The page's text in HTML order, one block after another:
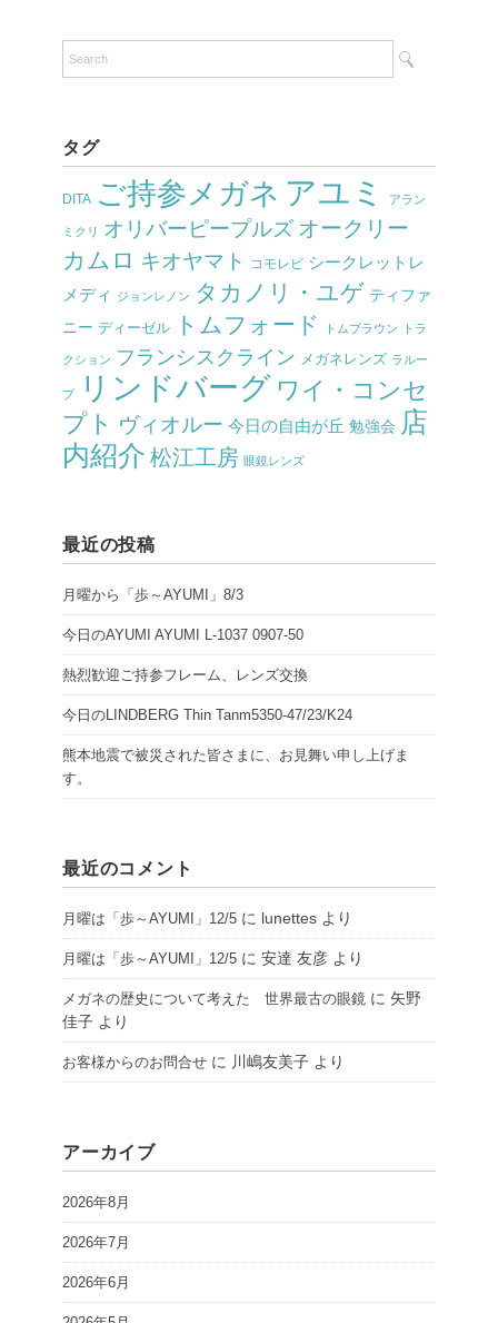
タグ
DITA ご持参メガネ アユミ アラン
ミクリ オリバーピープルズ オークリー
カムロ キオヤマト コモレビ シークレットレ
メディ
ジョンレノン タカノリ・ユゲ ティファ
ニー ディーゼル トムフォード トムブラウン トラ
クション フランシスクライン メガネレンズ ラルー
プ リンドバーグ ワイ・コンセ
プト ヴィオルー 今日の自由が丘 勉強会 店
内紹介 松江工房 眼鏡レンズ
最近の投稿
月曜から「歩～AYUMI」8/3
今日のAYUMI AYUMI L-1037 0907-50
熱烈歓迎ご持参フレーム、レンズ交換
今日のLINDBERG Thin Tanm5350-47/23/K24
熊本地震で被災された皆さまに、お見舞い申し上げま
す。
最近のコメント
月曜は「歩～AYUMI」12/5 に lunettes より
月曜は「歩～AYUMI」12/5 に 安達 友彦 より
メガネの歴史について考えた 世界最古の眼鏡 に 矢野
佳子 より
お客様からのお問合せ に 川嶋友美子 より
アーカイブ
2026年8月
2026年7月
2026年6月